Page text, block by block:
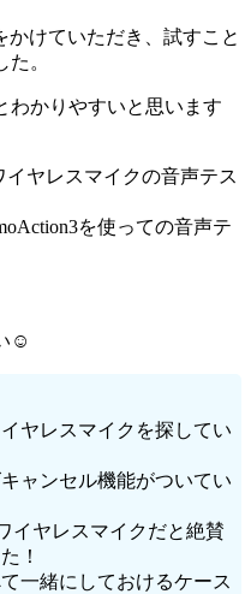
かけていただき、試すこと
。
わかりやすいと思います
イヤレスマイクの音声テス
を使っての音声テ
☺️
ヤレスマイクを探してい
ャンセル機能がついてい
イヤレスマイクだと絶賛
！
一緒にしておけるケース